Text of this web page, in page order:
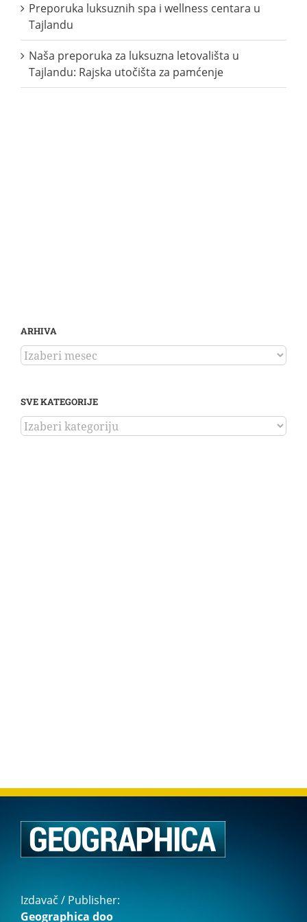
Preporuka luksuznih spa i wellness centara u
Tajlandu
Naša preporuka za luksuzna letovališta u
Tajlandu: Rajska utočišta za pamćenje
ARHIVA
ARHIVA
SVE KATEGORIJE
SVE
KATEGORIJE
Izdavač / Publisher:
Geographica doo